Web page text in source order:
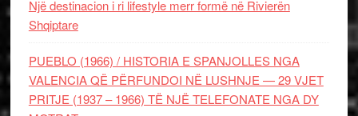
Një destinacion i ri lifestyle merr formë në Rivierën
Shqiptare
PUEBLO (1966) / HISTORIA E SPANJOLLES NGA
VALENCIA QË PËRFUNDOI NË LUSHNJE — 29 VJET
PRITJE (1937 – 1966) TË NJË TELEFONATE NGA DY